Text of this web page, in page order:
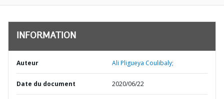
INFORMATION
Auteur Ali Pligueya Coulibaly;
Date du document 2020/06/22